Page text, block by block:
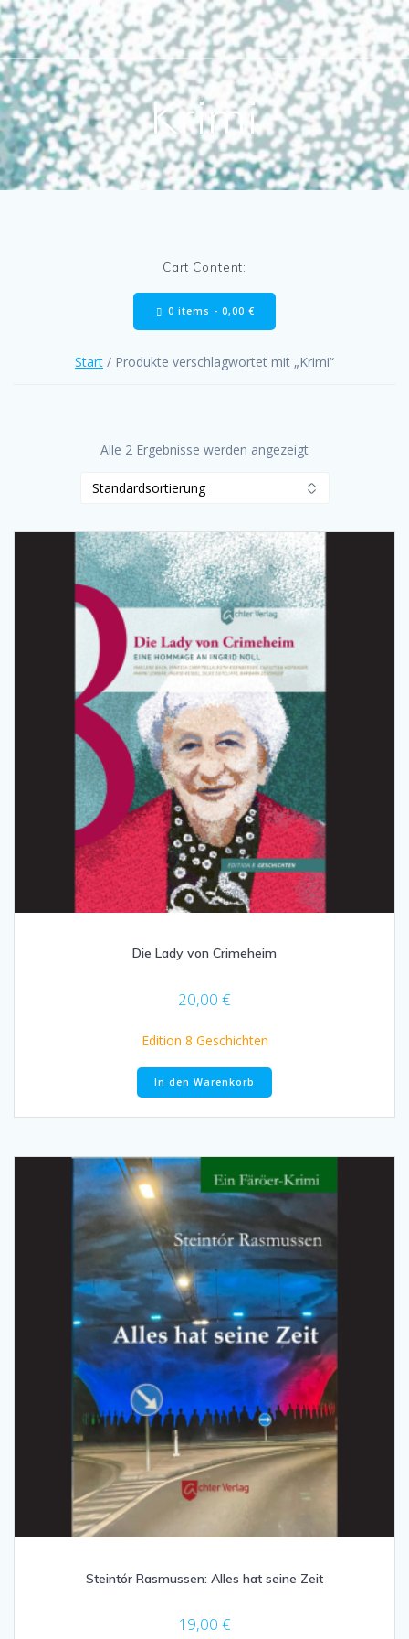
Skip
to
content
Krimi
Cart Content:
0 items - 0,00 €
Start / Produkte verschlagwortet mit „Krimi“
Alle 2 Ergebnisse werden angezeigt
Die Lady von Crimeheim
20,00 €
Edition 8 Geschichten
In den Warenkorb
Steintór Rasmussen: Alles hat seine Zeit
19,00 €